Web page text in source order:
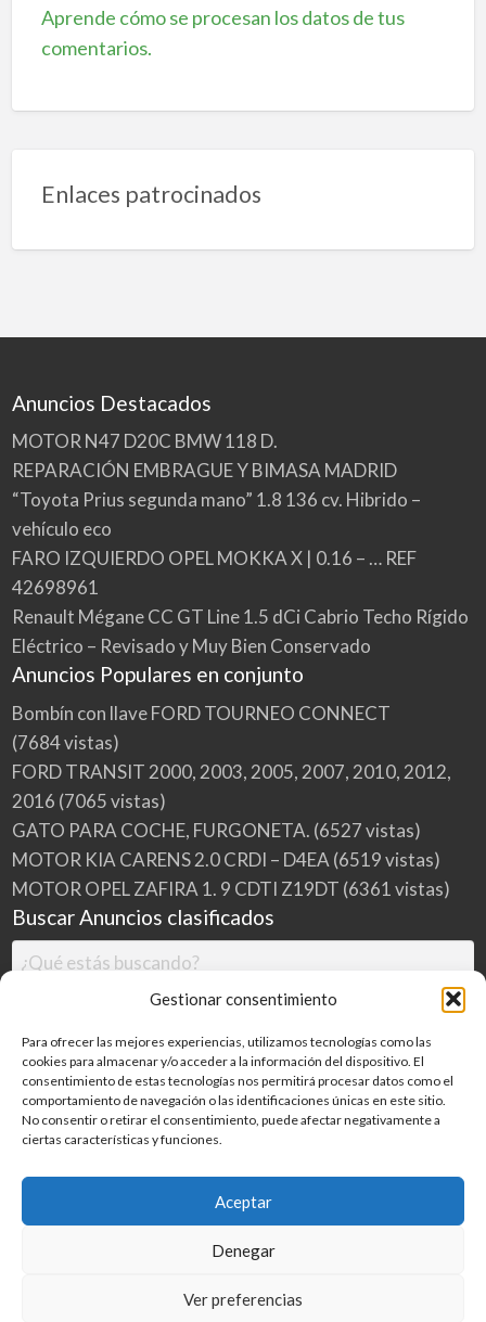
Gestionar consentimiento
Para ofrecer las mejores experiencias, utilizamos tecnologías como las
cookies para almacenar y/o acceder a la información del dispositivo. El
consentimiento de estas tecnologías nos permitirá procesar datos como el
comportamiento de navegación o las identificaciones únicas en este sitio.
No consentir o retirar el consentimiento, puede afectar negativamente a
ciertas características y funciones.
Aceptar
Denegar
Ver preferencias
Aprende cómo se procesan los datos de tus
comentarios.
Enlaces patrocinados
Anuncios Destacados
MOTOR N47 D20C BMW 118 D.
REPARACIÓN EMBRAGUE Y BIMASA MADRID
“Toyota Prius segunda mano” 1.8 136 cv. Hibrido –
vehículo eco
FARO IZQUIERDO OPEL MOKKA X | 0.16 – … REF
42698961
Renault Mégane CC GT Line 1.5 dCi Cabrio Techo Rígido
Eléctrico – Revisado y Muy Bien Conservado
Anuncios Populares en conjunto
Bombín con llave FORD TOURNEO CONNECT
(7684 vistas)
FORD TRANSIT 2000, 2003, 2005, 2007, 2010, 2012,
2016 (7065 vistas)
GATO PARA COCHE, FURGONETA. (6527 vistas)
MOTOR KIA CARENS 2.0 CRDI – D4EA (6519 vistas)
MOTOR OPEL ZAFIRA 1. 9 CDTI Z19DT (6361 vistas)
Buscar Anuncios clasificados